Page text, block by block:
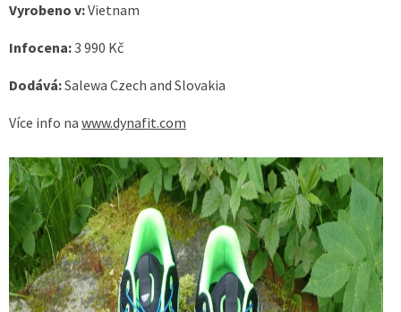
Vyrobeno v:Vietnam
Infocena:3 990 Kč
Dodává:Salewa Czech and Slovakia
Více info na www.dynafit.com